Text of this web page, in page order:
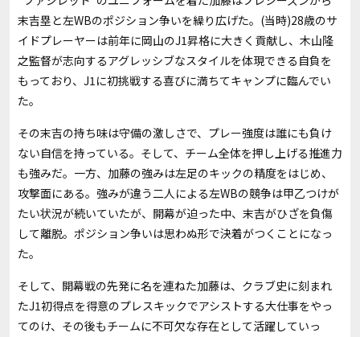
末吉塁と左WBのポジション争いを繰り広げた。(当時)28歳のサ
イドプレーヤーは前年に岡山のJ1昇格に大きく貢献し、木山隆
之監督が志向するアグレッシブなスタイルを体現できる自負を
もっており、J1に初挑戦する喜びに満ちてキャンプに臨んでい
た。
その末吉の持ち味は守備の激しさで、プレー強度は誰にも負け
ない自信を持っている。そして、チーム全体を押し上げる推進力
も強みだ。一方、加藤の強みは左足のキックの精度をはじめ、
攻撃面にある。強みが違う二人による左WBの競争は甲乙つけが
たい状況が続いていたが、開幕が迫った中、末吉がひざを負傷
して離脱。ポジション争いは思わぬ形で決着がつくことになっ
た。
そして、開幕戦の先発に名を連ねた加藤は、クラブ史に刻まれ
たJ1初得点を得意のプレスキックでアシストする大仕事をやっ
てのけ、その後もチームに不可欠な存在として活躍していっ